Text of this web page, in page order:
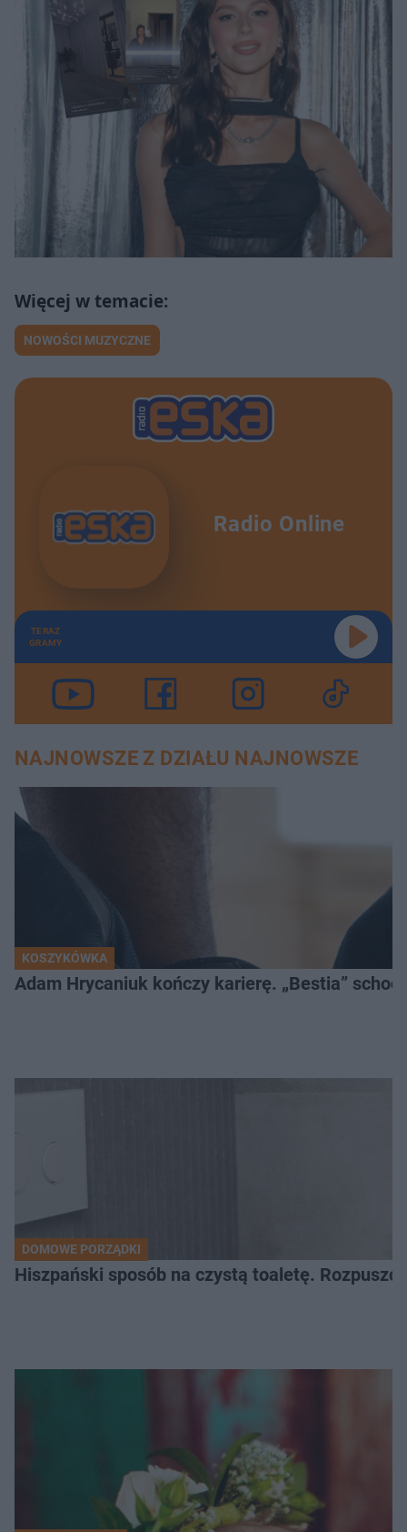
NOWOŚCI MUZYCZNE
Radio Online
TERAZ
GRAMY
NAJNOWSZE Z DZIAŁU NAJNOWSZE
KOSZYKÓWKA
Adam Hrycaniuk kończy karierę. „Bestia”
DOMOWE PORZĄDKI
Hiszpański sposób na czystą toaletę.